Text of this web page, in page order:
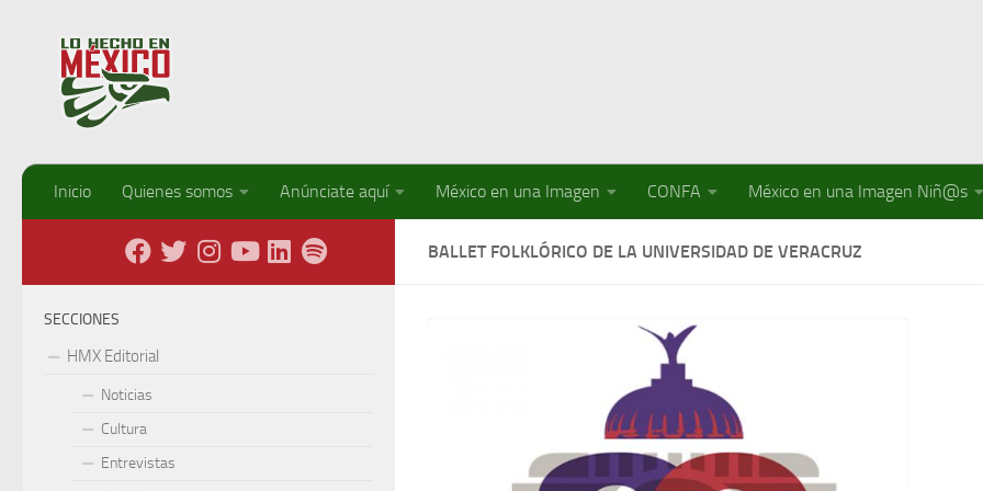
Inicio Quienes somos Anúnciate aquí México en una Imagen CONFA México en una Imagen Niñ@s
BALLET FOLKLÓRICO DE LA UNIVERSIDAD DE VERACRUZ
SECCIONES
HMX Editorial
Noticias
Cultura
Entrevistas